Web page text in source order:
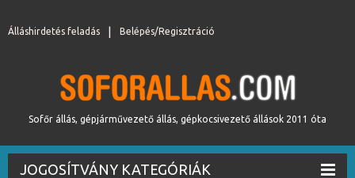
Belépés/Regisztráció
Álláshirdetés feladás
Sofőr állás, gépjárművezető állás, gépkocsivezető állások 2011 óta
JOGOSÍTVÁNY KATEGÓRIÁK